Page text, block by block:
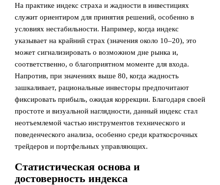
На практике индекс страха и жадности в инвестициях
служит ориентиром для принятия решений, особенно в
условиях нестабильности. Например, когда индекс
указывает на крайний страх (значения около 10–20), это
может сигнализировать о возможном дне рынка и,
соответственно, о благоприятном моменте для входа.
Напротив, при значениях выше 80, когда жадность
зашкаливает, рациональные инвесторы предпочитают
фиксировать прибыль, ожидая коррекции. Благодаря своей
простоте и визуальной наглядности, данный индекс стал
неотъемлемой частью инструментов технического и
поведенческого анализа, особенно среди краткосрочных
трейдеров и портфельных управляющих.
Статистическая основа и
достоверность индекса